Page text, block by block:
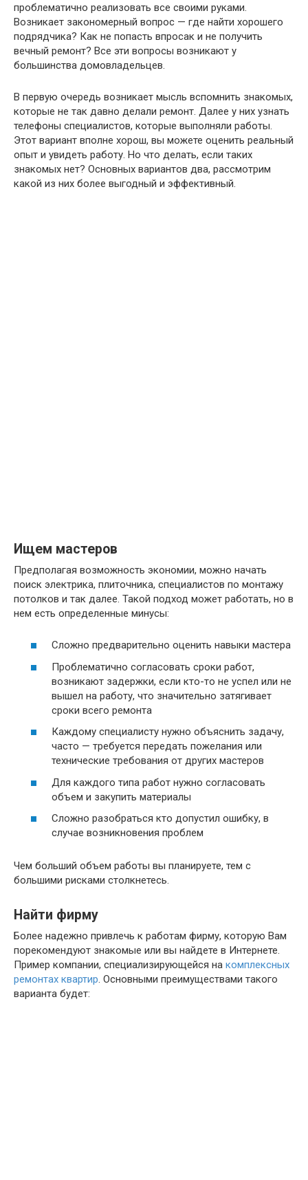
проблематично реализовать все своими руками.
Возникает закономерный вопрос — где найти хорошего
подрядчика? Как не попасть впросак и не получить
вечный ремонт? Все эти вопросы возникают у
большинства домовладельцев.
В первую очередь возникает мысль вспомнить знакомых,
которые не так давно делали ремонт. Далее у них узнать
телефоны специалистов, которые выполняли работы.
Этот вариант вполне хорош, вы можете оценить реальный
опыт и увидеть работу. Но что делать, если таких
знакомых нет? Основных вариантов два, рассмотрим
какой из них более выгодный и эффективный.
Ищем мастеров
Предполагая возможность экономии, можно начать
поиск электрика, плиточника, специалистов по монтажу
потолков и так далее. Такой подход может работать, но в
нем есть определенные минусы:
Сложно предварительно оценить навыки мастера
Проблематично согласовать сроки работ,
возникают задержки, если кто-то не успел или не
вышел на работу, что значительно затягивает
сроки всего ремонта
Каждому специалисту нужно объяснить задачу,
часто — требуется передать пожелания или
технические требования от других мастеров
Для каждого типа работ нужно согласовать
объем и закупить материалы
Сложно разобраться кто допустил ошибку, в
случае возникновения проблем
Чем больший объем работы вы планируете, тем с
большими рисками столкнетесь.
Найти фирму
Более надежно привлечь к работам фирму, которую Вам
порекомендуют знакомые или вы найдете в Интернете.
Пример компании, специализирующейся на комплексных
ремонтах квартир. Основными преимуществами такого
варианта будет: